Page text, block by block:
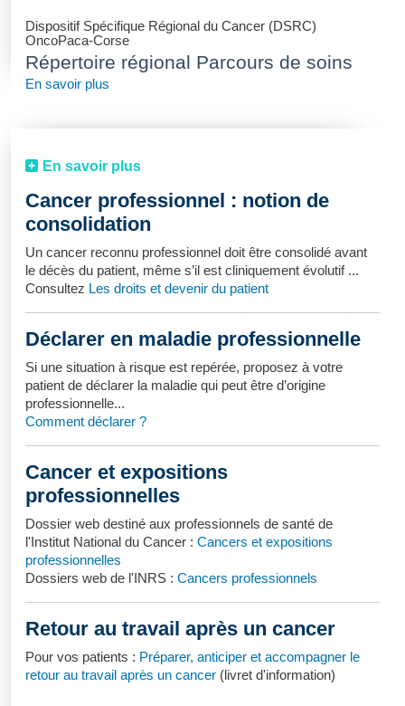
Dispositif Spécifique Régional du Cancer (DSRC)
OncoPaca-Corse
Répertoire régional Parcours de soins
En savoir plus
En savoir plus
Cancer professionnel : notion de
consolidation
Un cancer reconnu professionnel doit être consolidé avant
le décès du patient, même s’il est cliniquement évolutif ...
Consultez Les droits et devenir du patient
Déclarer en maladie professionnelle
Si une situation à risque est repérée, proposez à votre
patient de déclarer la maladie qui peut être d’origine
professionnelle...
Comment déclarer ?
Cancer et expositions
professionnelles
Dossier web destiné aux professionnels de santé de
l'Institut National du Cancer : Cancers et expositions
professionnelles
Dossiers web de l'INRS : Cancers professionnels
Retour au travail après un cancer
Pour vos patients : Préparer, anticiper et accompagner le
retour au travail après un cancer (livret d'information)